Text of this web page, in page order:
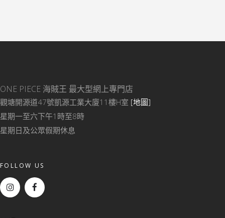
ONE PIECE 海賊王 最大型網上專門店
觀塘開源道47號凱源工業大廈11樓H室 [地圖]
星期一至六下午1時至8時
星期日及公眾假期休息
FOLLOW US